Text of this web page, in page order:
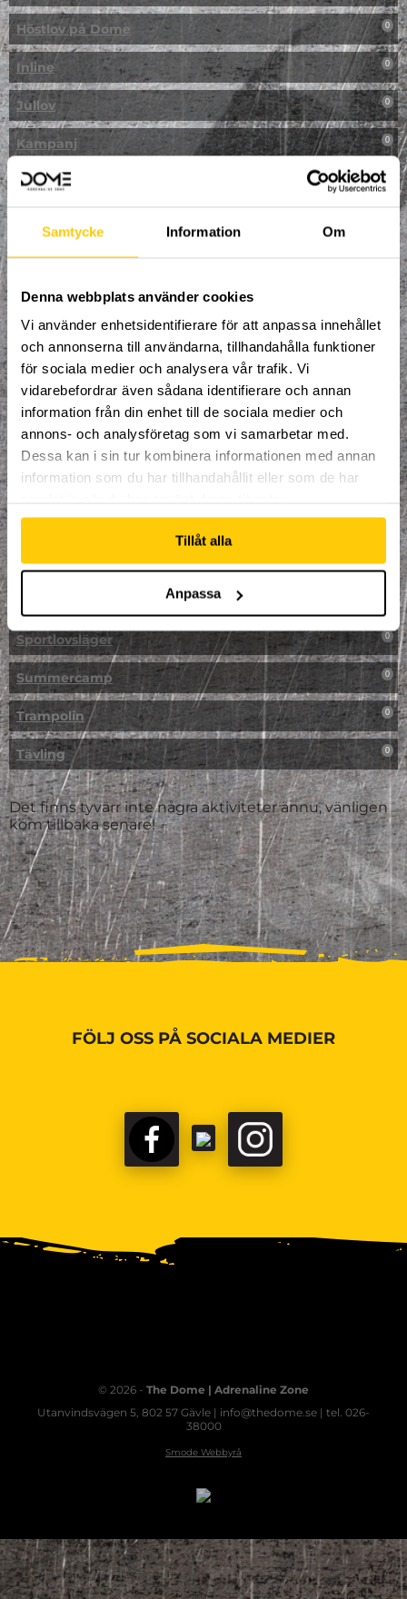
Samtycke Information Om
Denna webbplats använder cookies
Vi använder enhetsidentifierare för att anpassa innehållet
och annonserna till användarna, tillhandahålla funktioner
för sociala medier och analysera vår trafik. Vi
vidarebefordrar även sådana identifierare och annan
information från din enhet till de sociala medier och
annons- och analysföretag som vi samarbetar med.
Dessa kan i sin tur kombinera informationen med annan
information som du har tillhandahållit eller som de har
Tillåt alla
Anpassa
Höstlov på Dome 0
Inline 0
Jullov 0
Kampanj 0
Kickbike 0
Klättring
LAN
Multisport
Mässa
NPF-Träning
Parkour
Påsk på Dome
Påsklovsläger 0
Skateboard 0
Sportlovsläger 0
Summercamp 0
Trampolin 0
Tävling 0
Det finns tyvärr inte några aktiviteter ännu, vänligen
kom tillbaka senare!
FÖLJ OSS PÅ SOCIALA MEDIER
© 2026 - The Dome | Adrenaline Zone
Utanvindsvägen 5, 802 57 Gävle | info@thedome.se | tel. 026-
38000
Smode Webbyrå